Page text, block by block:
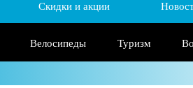
Скидки и акции
Велосипеды Туризм